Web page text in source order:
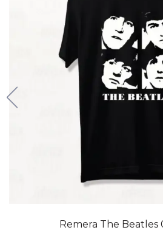
Remera The Beatles